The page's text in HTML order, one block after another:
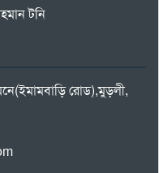
টনি
রোড),মুড়লী,